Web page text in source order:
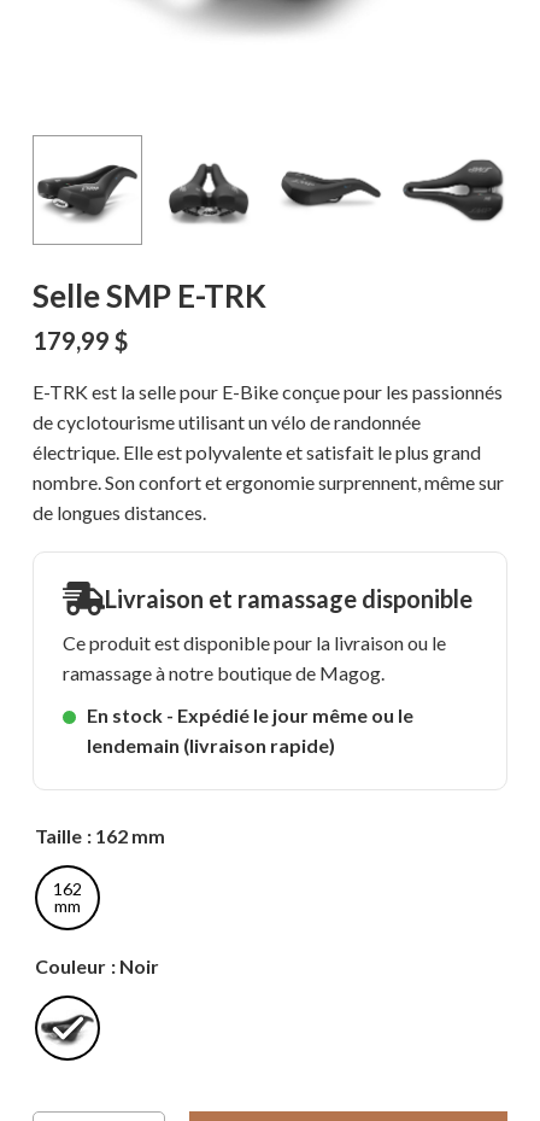
Selle SMP E-TRK
179,99 $
E-TRK est la selle pour E-Bike conçue pour les passionnés
de cyclotourisme utilisant un vélo de randonnée
électrique. Elle est polyvalente et satisfait le plus grand
nombre. Son confort et ergonomie surprennent, même sur
de longues distances.
Livraison et ramassage disponible
Ce produit est disponible pour la livraison ou le
ramassage à notre boutique de Magog.
En stock - Expédié le jour même ou le
lendemain (livraison rapide)
Taille : 162 mm
162
mm
Couleur : Noir